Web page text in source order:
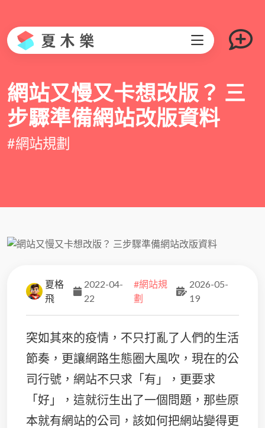
網站又慢又卡想改版？ 三
步驟準備網站改版資料
#網站規劃
夏格
飛
2022-04-
22
#網站規
劃
2026-05-
19
突如其來的疫情，不只打亂了人們的生活
節奏，更讓網路生態圈大風吹，現在的公
司行號，網站不只求「有」，更要求
「好」，這就衍生出了一個問題，那些原
本就有網站的公司，該如何把網站變得更